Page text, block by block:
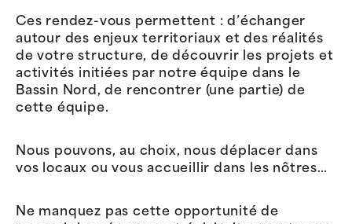
Ces rendez-vous permettent : d’échanger
autour des enjeux territoriaux et des réalités
de votre structure, de découvrir les projets et
activités initiées par notre équipe dans le
Bassin Nord, de rencontrer (une partie) de
cette équipe.
Nous pouvons, au choix, nous déplacer dans
vos locaux ou vous accueillir dans les nôtres…
Ne manquez pas cette opportunité de